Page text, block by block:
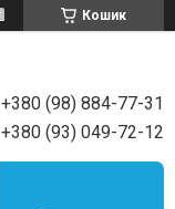
Кошик
+380 (98) 884-77-31
+380 (93) 049-72-12